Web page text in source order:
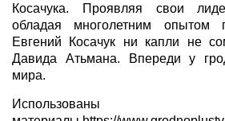
Косачука. Проявляя свои
обладая многолетним опытом
Евгений Косачук ни капли не
Давида Атьмана.
Впереди у
мира.
Использованы